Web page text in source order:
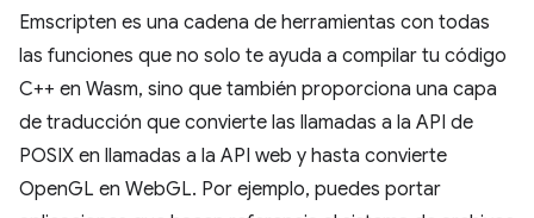
Emscripten es una cadena de herramientas con todas
las funciones que no solo te ayuda a compilar tu código
C++ en Wasm, sino que también proporciona una capa
de traducción que convierte las llamadas a la API de
POSIX en llamadas a la API web y hasta convierte
OpenGL en WebGL. Por ejemplo, puedes portar